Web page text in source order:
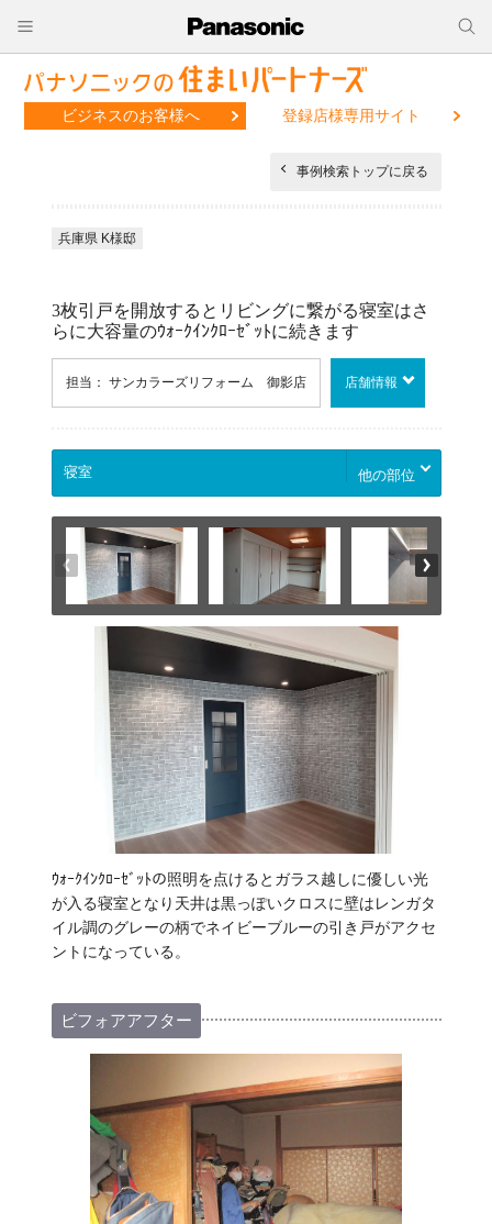
ビジネスのお客様へ 登録店様専用サイト
事例検索トップに戻る
兵庫県 K様邸
3枚引戸を開放するとリビングに繋がる寝室はさ
らに大容量のｳｫｰｸｲﾝｸﾛｰｾﾞｯﾄに続きます
担当： サンカラーズリフォーム 御影店 店舗情報
他の部位
ｳｫｰｸｲﾝｸﾛｰｾﾞｯﾄの照明を点けるとガラス越しに優しい光
が入る寝室となり天井は黒っぽいクロスに壁はレンガタ
イル調のグレーの柄でネイビーブルーの引き戸がアクセ
ントになっている。
ビフォアアフター